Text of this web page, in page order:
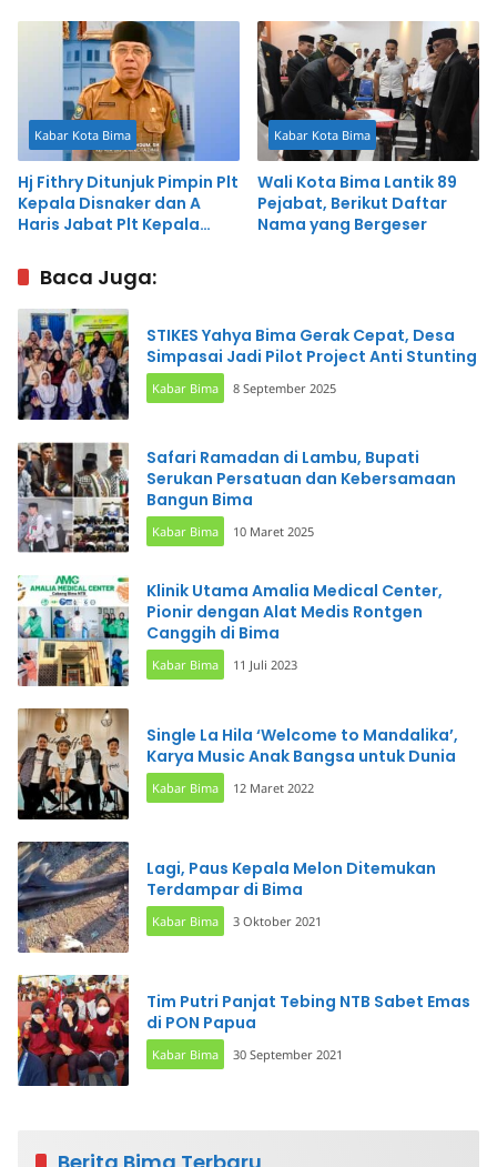
Kinerja ASN
Kabar Kota Bima
Hj Fithry Ditunjuk Pimpin Plt
Kepala Disnaker dan A
Haris Jabat Plt Kepala
Kabar Kota Bima
Wali Kota Bima Lantik 89
Pejabat, Berikut Daftar
Nama yang Bergeser
Baca Juga:
STIKES Yahya Bima Gerak Cepat, Desa
Simpasai Jadi Pilot Project Anti Stunting
Kabar Bima 8 September 2025
Safari Ramadan di Lambu, Bupati
Serukan Persatuan dan Kebersamaan
Bangun Bima
Kabar Bima 10 Maret 2025
Klinik Utama Amalia Medical Center,
Pionir dengan Alat Medis Rontgen
Canggih di Bima
Kabar Bima 11 Juli 2023
Single La Hila ‘Welcome to Mandalika’,
Karya Music Anak Bangsa untuk Dunia
Kabar Bima 12 Maret 2022
Lagi, Paus Kepala Melon Ditemukan
Terdampar di Bima
Kabar Bima 3 Oktober 2021
Tim Putri Panjat Tebing NTB Sabet Emas
di PON Papua
Kabar Bima 30 September 2021